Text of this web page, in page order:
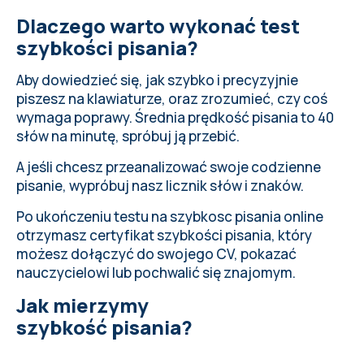
Dlaczego warto wykonać test
szybkości pisania?
Aby dowiedzieć się, jak szybko i precyzyjnie
piszesz na klawiaturze, oraz zrozumieć, czy coś
wymaga poprawy.Średnia prędkość pisaniato 40
słów na minutę, spróbuj ją przebić.
A jeśli chcesz przeanalizować swoje codzienne
pisanie, wypróbuj nasz licznik słów i znaków.
Po ukończeniu testu na szybkosc pisania online
otrzymasz certyfikat szybkości pisania, który
możesz dołączyć do swojego CV, pokazać
nauczycielowi lub pochwalić się znajomym.
Jak mierzymy
szybkość pisania?